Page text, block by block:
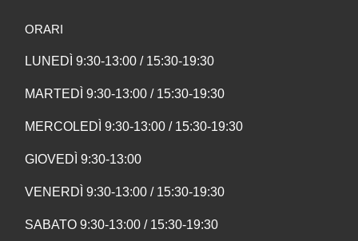
ORARI
LUNEDÌ 9:30-13:00 / 15:30-19:30
MARTEDÌ 9:30-13:00 / 15:30-19:30
MERCOLEDÌ 9:30-13:00 / 15:30-19:30
GIOVEDÌ 9:30-13:00
VENERDÌ 9:30-13:00 / 15:30-19:30
SABATO 9:30-13:00 / 15:30-19:30